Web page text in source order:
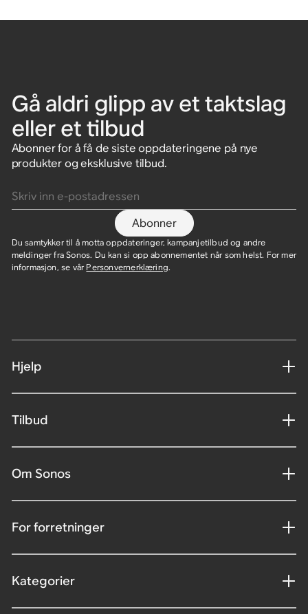
Gå aldri glipp av et taktslag
eller et tilbud
Abonner for å få de siste oppdateringene på nye
produkter og eksklusive tilbud.
Abonner
Du samtykker til å motta oppdateringer, kampanjetilbud og andre
meldinger fra Sonos. Du kan si opp abonnementet når som helst. For mer
informasjon, se vår Personvernerklæring.
Hjelp
Tilbud
Om Sonos
For forretninger
Kategorier